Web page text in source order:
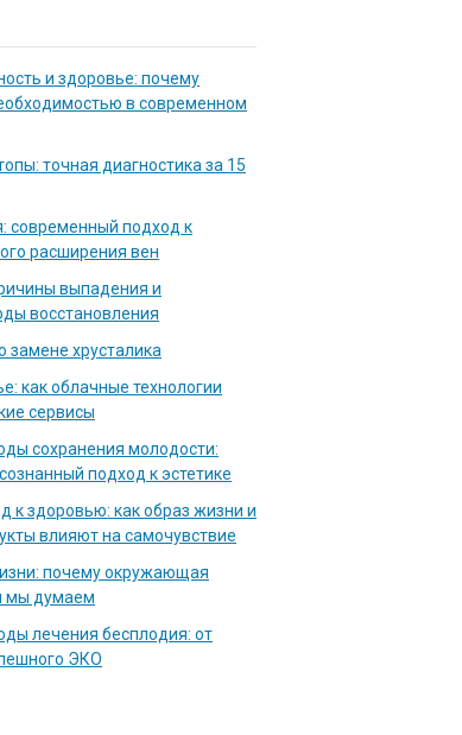
и здоровье: почему
в современном
точная диагностика за 15
современный подход к
расширения вен
выпадения и
восстановления
замене хрусталика
как облачные технологии
сервисы
сохранения молодости:
подход к эстетике
к здоровью: как образ жизни и
влияют на самочувствие
почему окружающая
мы думаем
лечения бесплодия: от
ЭКО